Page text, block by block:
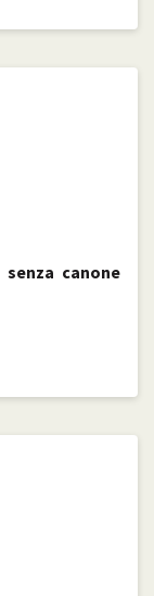
senza canone